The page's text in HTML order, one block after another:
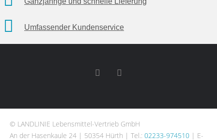
Umfassender Kundenservice
© LANDLINIE Lebensmittel-Vertrieb GmbH
An der Hasenkaule 24 | 50354 Hürth | Tel.: 02233-974510 | E-